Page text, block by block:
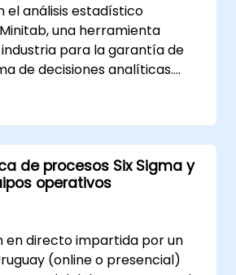
el análisis estadístico
una herramienta
para la garantía de
de decisiones analíticas.
modelado de
de regresión, diseño
gráficos de control para el
Proporciona a los
herramientas necesarias
intervalos de confianza,
que revelen señales
de conjuntos de datos
de procesos Six Sigma y
operativos
en directo impartida por un
(online o presencial)